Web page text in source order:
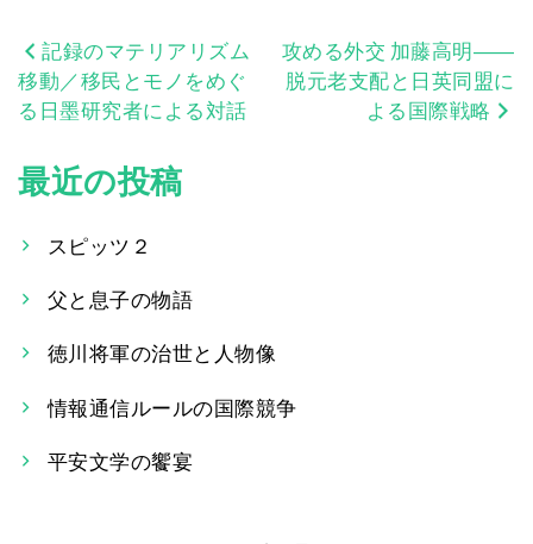
投
稿
ナ
ビ
ゲ
ー
シ
ョ
記録のマテリアリズム
移動／移民とモノをめぐ
る日墨研究者による対話
攻める外交 加藤高明――
脱元老支配と日英同盟に
よる国際戦略
最近の投稿
スピッツ２
父と息子の物語
徳川将軍の治世と人物像
情報通信ルールの国際競争
平安文学の饗宴